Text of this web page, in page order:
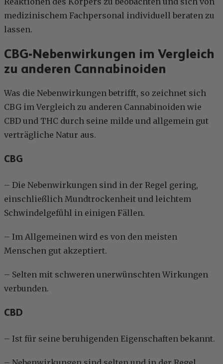
medizinischem Fachpersonal individuell beraten zu
lassen.
CBG-Nebenwirkungen im Vergleich
zu anderen Cannabinoiden
Was die Nebenwirkungen betrifft, so zeichnet sich
CBG im Vergleich zu anderen Cannabinoiden wie
CBD und THC durch seine milde und allgemein gut
verträgliche Natur aus.
CBG
– Die Nebenwirkungen sind in der Regel gering,
einschließlich Mundtrockenheit und leichtem
Schwindelgefühl in einigen Fällen.
– Im Allgemeinen wird es von den meisten
Menschen gut akzeptiert.
– Selten mit schweren unerwünschten Wirkungen
verbunden.
CBD
– Ist für seine beruhigenden Eigenschaften bekannt.